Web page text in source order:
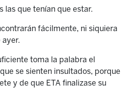
las que tenían que estar.
fácilmente, ni siquiera
ayer.
toma la palabra el
se sienten insultados, porque
y de que ETA finalizase su